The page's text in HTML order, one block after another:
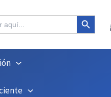
Botón de búsqueda